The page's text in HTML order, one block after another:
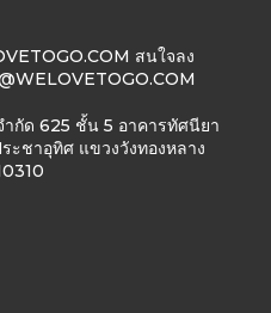
สนใจลง
กัด 625 ชั้น 5 อาคารทัศนียา
ชาอุทิศ แขวงวังทองหลาง